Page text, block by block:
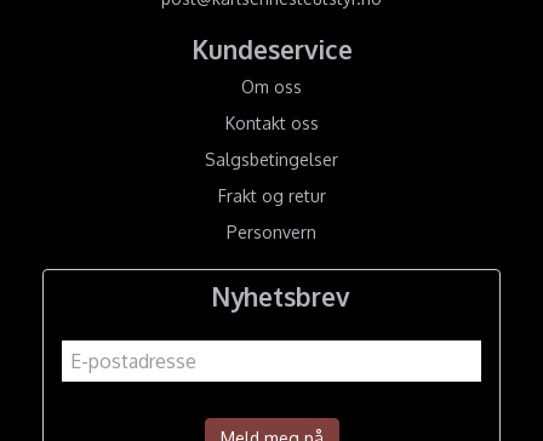
Kundeservice
Om oss
Kontakt oss
Salgsbetingelser
Frakt og retur
Personvern
Nyhetsbrev